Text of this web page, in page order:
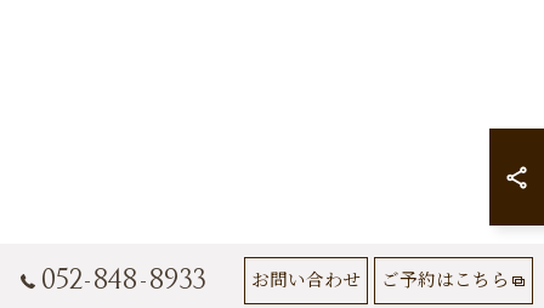
052-848-8933 お問い合わせ ご予約はこちら